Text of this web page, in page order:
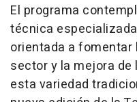
El programa
técnica
orientada a
sector y la mejora
esta variedad